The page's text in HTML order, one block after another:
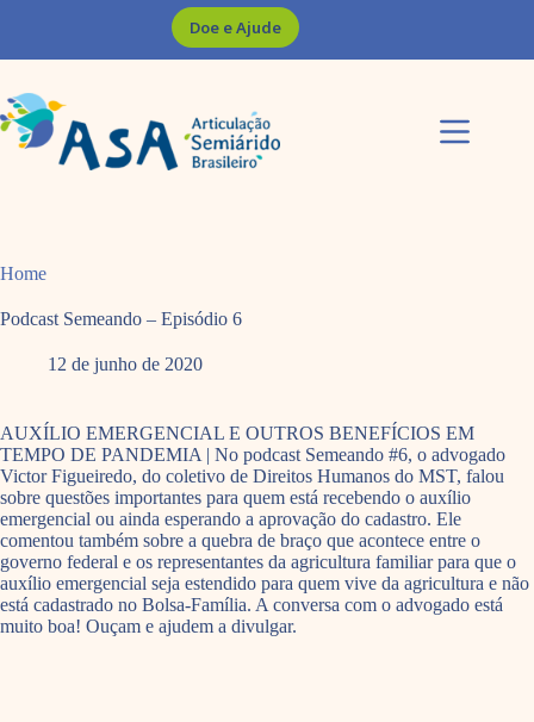
Doe e Ajude
Home
Podcast Semeando – Episódio 6
12 de junho de 2020
AUXÍLIO EMERGENCIAL E OUTROS BENEFÍCIOS EM
TEMPO DE PANDEMIA | No podcast Semeando #6, o advogado
Victor Figueiredo, do coletivo de Direitos Humanos do MST, falou
sobre questões importantes para quem está recebendo o auxílio
emergencial ou ainda esperando a aprovação do cadastro. Ele
comentou também sobre a quebra de braço que acontece entre o
governo federal e os representantes da agricultura familiar para que o
auxílio emergencial seja estendido para quem vive da agricultura e não
está cadastrado no Bolsa-Família. A conversa com o advogado está
muito boa! Ouçam e ajudem a divulgar.